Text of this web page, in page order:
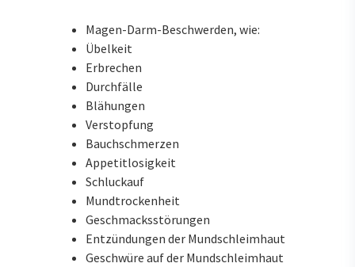
Magen-Darm-Beschwerden, wie:
Übelkeit
Erbrechen
Durchfälle
Blähungen
Verstopfung
Bauchschmerzen
Appetitlosigkeit
Schluckauf
Mundtrockenheit
Geschmacksstörungen
Entzündungen der Mundschleimhaut
Geschwüre auf der Mundschleimhaut